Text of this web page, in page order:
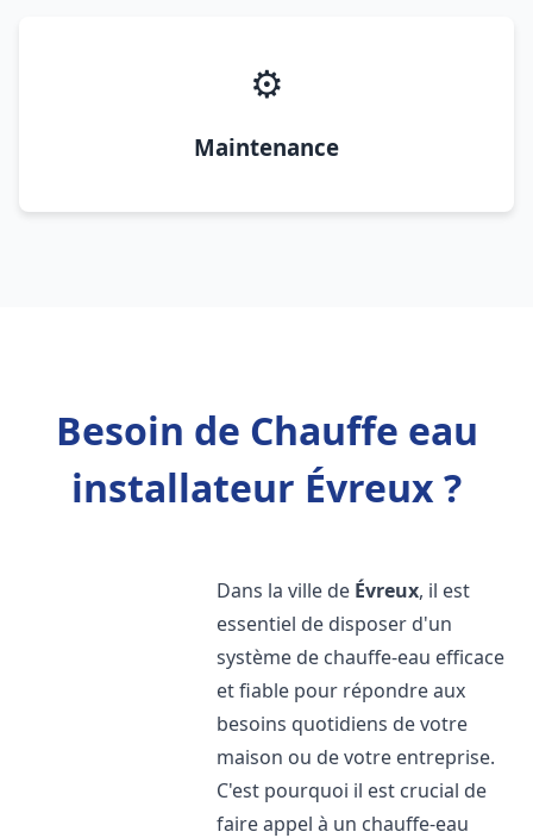
⚙️
Maintenance
Besoin de Chauffe eau
installateur Évreux ?
Dans la ville de Évreux, il est
essentiel de disposer d'un
système de chauffe-eau efficace
et fiable pour répondre aux
besoins quotidiens de votre
maison ou de votre entreprise.
C'est pourquoi il est crucial de
faire appel à un chauffe-eau